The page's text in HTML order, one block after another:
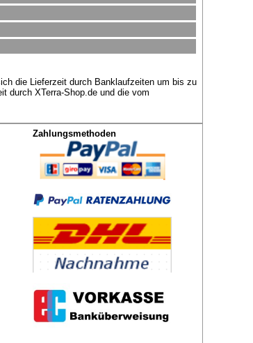
die Lieferzeit durch Banklaufzeiten um bis zu
durch XTerra-Shop.de und die vom
Zahlungsmethoden